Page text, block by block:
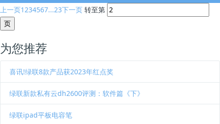
上一页1234567...23下一页 转至第
为您推荐
喜讯!绿联8款产品获2023年红点奖
绿联新款私有云dh2600评测：软件篇《下》
绿联ipad平板电容笔